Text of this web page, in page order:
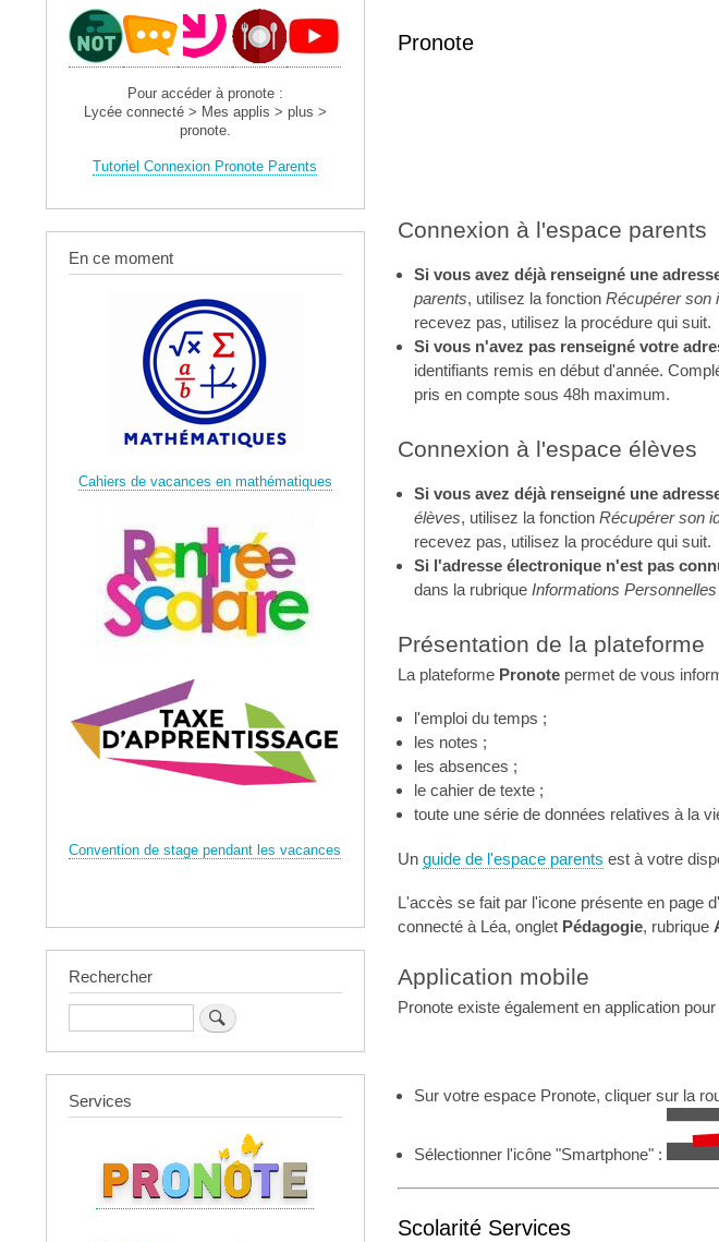
Pronote
Connexion à l'espace parents
Si vous avez déjà renseigné une
parents, utilisez la fonction Récupérer son
recevez pas, utilisez la procédure qui suit.
Si vous n'avez pas renseigné votre
identifiants remis en début d'année.
pris en compte sous 48h maximum.
Connexion à l'espace élèves
Si vous avez déjà renseigné une
élèves, utilisez la fonction Récupérer son
recevez pas, utilisez la procédure qui suit.
Si l'adresse électronique n'est pas
dans la rubrique Informations
Présentation de la plateforme
La plateforme Pronotepermet de vous
l'emploi du temps ;
les notes ;
les absences ;
le cahier de texte ;
toute une série de données relatives à la
Un guide de l'espace parents est à votre
L'accès se fait par l'icone présente en page
connecté à Léa, onglet Pédagogie, rubrique
Application mobile
Pronote existe également en application
Sur votre espace Pronote, cliquer sur la
Sélectionner l'icône "Smartphone" :
Scolarité Services
Pour accéder à pronote :
Lycée connecté > Mes applis > plus >
pronote.
Tutoriel Connexion Pronote Parents
En ce moment
Cahiers de vacances en mathématiques
Convention de stage pendant les vacances
Rechercher
Services